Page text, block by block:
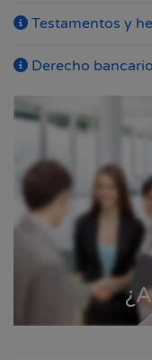
Testamentos y
Derecho